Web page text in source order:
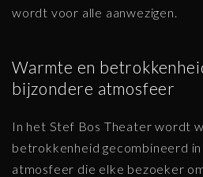
wordt voor alle aanwezigen.
Warmte en
bijzondere atmosfeer
In het Stef Bos Theater wordt
betrokkenheid gecombineerd
atmosfeer die elke bezoeker